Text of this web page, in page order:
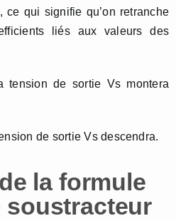
qui signifie qu’on retranche
liés aux valeurs des
tension de sortie Vs montera
de sortie Vs descendra.
la formule
soustracteur